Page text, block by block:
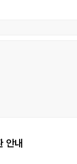
안내